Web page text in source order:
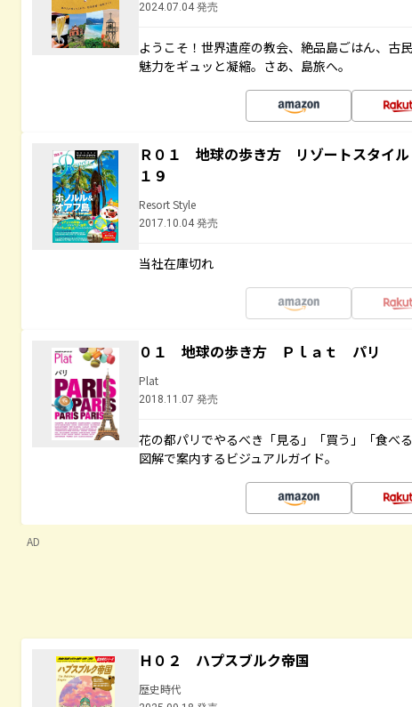
2024.07.04 発売
ようこそ！世界遺産の教会、絶品島ごはん、古
魅力をギュッと凝縮。さあ、島旅へ。
Ｒ０１ 地球の歩き方 リゾートスタイ
１９
Resort Style
2017.10.04 発売
当社在庫切れ
０１ 地球の歩き方 Ｐｌａｔ パリ
Plat
2018.11.07 発売
花の都パリでやるべき「見る」「買う」「食べ
図解で案内するビジュアルガイド。
AD
Ｈ０２ ハプスブルク帝国
歴史時代